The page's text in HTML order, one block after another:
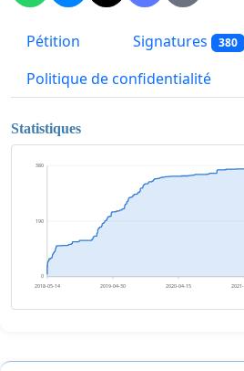
Pétition Signatures 380
Politique de confidentialité
Statistiques
0
190
380
2018-05-14 2019-04-30 2020-04-15